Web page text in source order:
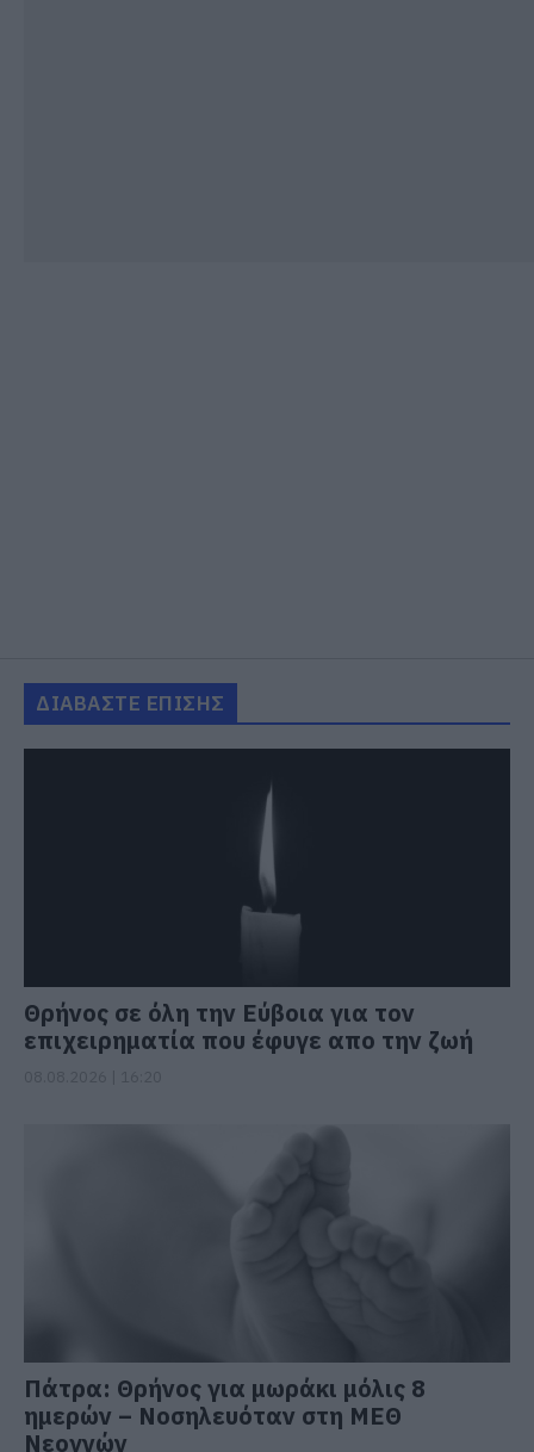
ΔΙΑΒΑΣΤΕ ΕΠΙΣΗΣ
Θρήνος σε όλη την Εύβοια για τον
επιχειρηματία που έφυγε απο την ζωή
Πάτρα: Θρήνος για μωράκι μόλις 8
ημερών – Νοσηλευόταν στη ΜΕΘ
Νεογνών